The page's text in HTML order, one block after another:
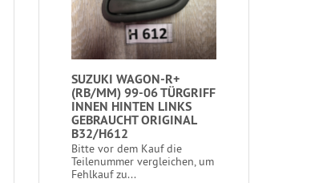
SUZUKI WAGON-R+
(RB/MM) 99-06 TÜRGRIFF
INNEN HINTEN LINKS
GEBRAUCHT ORIGINAL
B32/H612
Bitte vor dem Kauf die
Teilenummer vergleichen, um
Fehlkauf zu...